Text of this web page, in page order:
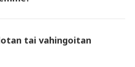
kerralla (puhelimet, tabletit,
varavirtalähteen koko päivän
tai vahingoitan